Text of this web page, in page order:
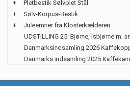
+
Pletbestik Sølvplet Stål
+
Sølv-Korpus-Bestik
+
Juleemner fra Klosterkælderen
UDSTILLING 25: Bjørne, Isbjørne m.
Danmarksindsamling 2026
Danmarks indsamling 2025